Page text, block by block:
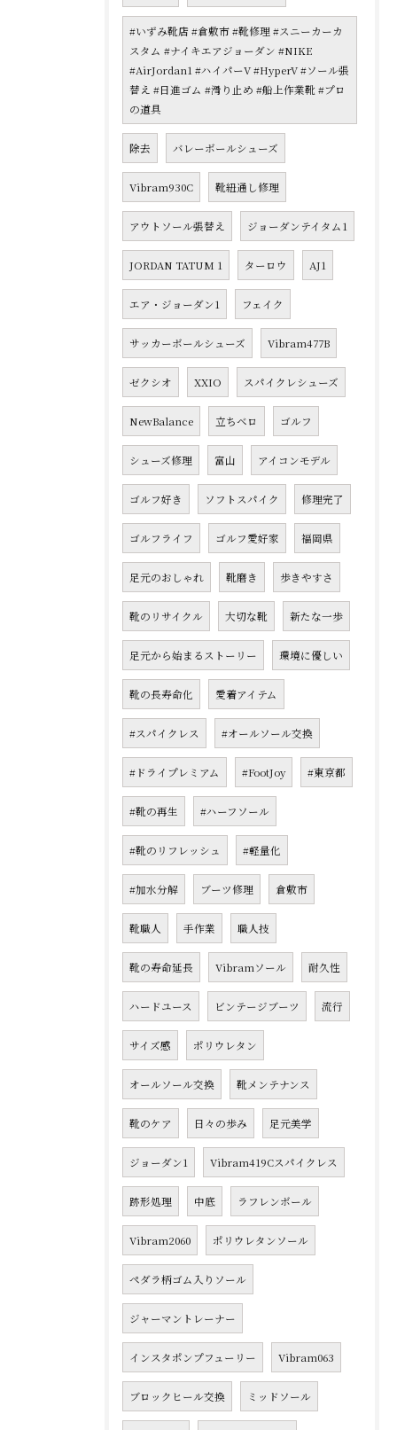
#いずみ靴店 #倉敷市 #靴修理 #スニーカーカ
スタム #ナイキエアジョーダン #NIKE
#AirJordan1 #ハイパーV #HyperV #ソール張
替え #日進ゴム #滑り止め #船上作業靴 #プロ
の道具
除去 バレーボールシューズ
Vibram930C 靴紐通し修理
アウトソール張替え ジョーダンテイタム1
JORDAN TATUM 1 ターロウ AJ1
エア・ジョーダン1 フェイク
サッカーボールシューズ Vibram477B
ゼクシオ XXIO スパイクレシューズ
NewBalance 立ちベロ ゴルフ
シューズ修理 富山 アイコンモデル
ゴルフ好き ソフトスパイク 修理完了
ゴルフライフ ゴルフ愛好家 福岡県
足元のおしゃれ 靴磨き 歩きやすさ
靴のリサイクル 大切な靴 新たな一歩
足元から始まるストーリー 環境に優しい
靴の長寿命化 愛着アイテム
#スパイクレス #オールソール交換
#ドライプレミアム #FootJoy #東京都
#靴の再生 #ハーフソール
#靴のリフレッシュ #軽量化
#加水分解 ブーツ修理 倉敷市
靴職人 手作業 職人技
靴の寿命延長 Vibramソール 耐久性
ハードユース ビンテージブーツ 流行
サイズ感 ポリウレタン
オールソール交換 靴メンテナンス
靴のケア 日々の歩み 足元美学
ジョーダン1 Vibram419Cスパイクレス
跡形処理 中底 ラフレンボール
Vibram2060 ポリウレタンソール
ペダラ柄ゴム入りソール
ジャーマントレーナー
インスタポンプフューリー Vibram063
ブロックヒール交換 ミッドソール